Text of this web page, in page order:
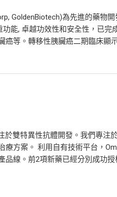
GoldenBiotech)為先進的藥物
能, 卓越功效性和安全性，已完
癌等。轉移性胰臟癌二期臨床顯
於雙特異性抗體開發。我們專注
療方案。 利用自有技術平台，
品線。前2項新藥已經分別成功